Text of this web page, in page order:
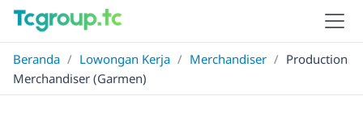
Beranda / Lowongan Kerja / Merchandiser / Production
Merchandiser (Garmen)